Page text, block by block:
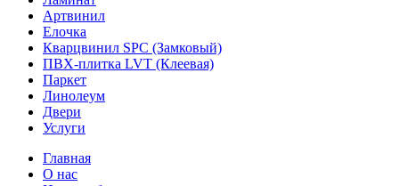
Артвинил
Елочка
Кварцвинил SPC (Замковый)
ПВХ-плитка LVT (Клеевая)
Паркет
Линолеум
Двери
Услуги
Главная
О нас